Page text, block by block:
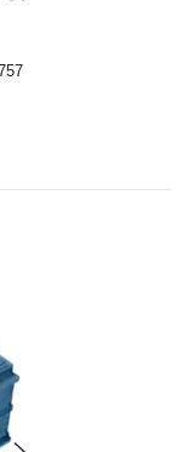
(ОГ ДОЗНА)..